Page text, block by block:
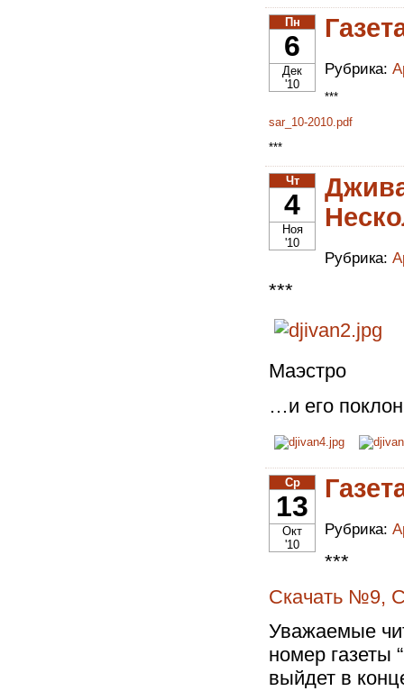
Пн
6
Дек
'10
Рубрика:
***
sar_10-2010.pdf
***
Чт
4
Ноя
'10
Рубрика:
***
Маэстро
…и его
Ср
13
Окт
'10
Рубрика:
***
Скачать №9,
Уважаемые
номер газеты
выйдет в